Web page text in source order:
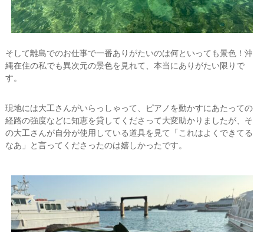
そして離島でのお仕事で一番ありがたいのは何といっても景色！沖
縄在住の私でも異次元の景色を見れて、本当にありがたい限りで
す。
現地には大工さんがいらっしゃって、ピアノを動かすにあたっての
経路の強度などに知恵を貸してくださって大変助かりましたが、そ
の大工さんが自分が使用している道具を見て「これはよくできてる
なあ」と言ってくださったのは嬉しかったです。